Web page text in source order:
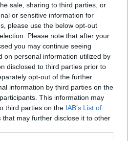
sale, sharing to third parties, or
or sensitive information for
please use the below opt-out
Please note that after your
you may continue seeing
on personal information utilized by
disclosed to third parties prior to
opt-out of the further
information by third parties on the
This information may
third parties on the IAB’s List of
that may further disclose it to other
TONFO CANAZZA